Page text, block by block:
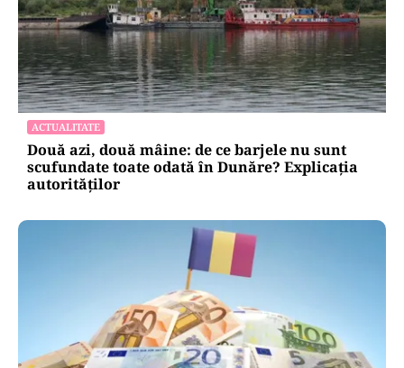
ACTUALITATE
Două azi, două mâine: de ce barjele nu sunt
scufundate toate odată în Dunăre? Explicația
autorităților